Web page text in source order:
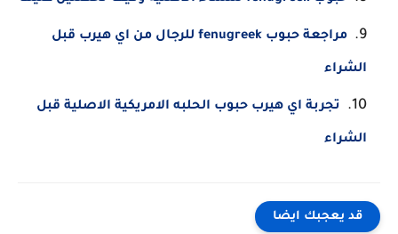
مراجعة حبوب fenugreek للرجال من اي هيرب قبل
الشراء
تجربة اي هيرب حبوب الحلبه الامريكية الاصلية قبل
الشراء
قد يعجبك ايضا